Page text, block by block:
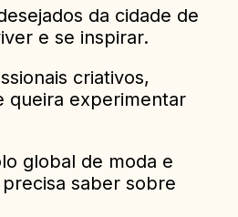
da cidade de
e se inspirar.
criativos,
queira experimentar
global de moda e
saber sobre